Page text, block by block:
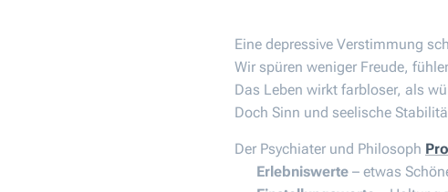
Eine depressive Verstimmung
Wir spüren weniger Freude,
Das Leben wirkt farbloser, als
Doch Sinn und seelische
Der Psychiater und Philosoph
Erlebniswerte – etwas